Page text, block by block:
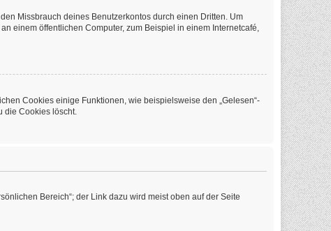
Missbrauch deines Benutzerkontos durch einen Dritten. Um
einem öffentlichen Computer, zum Beispiel in einem Internetcafé,
Cookies einige Funktionen, wie beispielsweise den „Gelesen“-
die Cookies löscht.
Bereich“; der Link dazu wird meist oben auf der Seite